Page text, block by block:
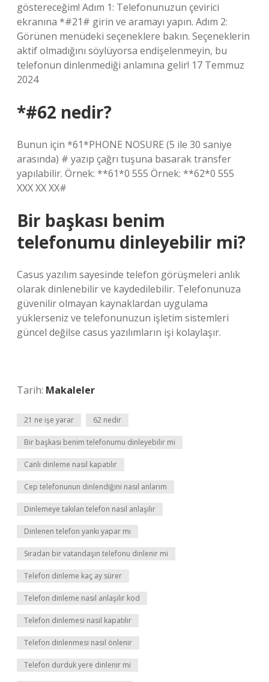
göstereceğim! Adım 1: Telefonunuzun çevirici
ekranına *#21# girin ve aramayı yapın. Adım 2:
Görünen menüdeki seçeneklere bakın. Seçeneklerin
aktif olmadığını söylüyorsa endişelenmeyin, bu
telefonun dinlenmediği anlamına gelir! 17 Temmuz
2024
*#62 nedir?
Bunun için *61*PHONE NOSURE (5 ile 30 saniye
arasında) # yazıp çağrı tuşuna basarak transfer
yapılabilir. Örnek: **61*0 555 Örnek: **62*0 555
XXX XX XX#
Bir başkası benim
telefonumu dinleyebilir mi?
Casus yazılım sayesinde telefon görüşmeleri anlık
olarak dinlenebilir ve kaydedilebilir. Telefonunuza
güvenilir olmayan kaynaklardan uygulama
yüklerseniz ve telefonunuzun işletim sistemleri
güncel değilse casus yazılımların işi kolaylaşır.
Tarih: Makaleler
21 ne işe yarar 62 nedir
Bir başkası benim telefonumu dinleyebilir mi
Canlı dinleme nasıl kapatılır
Cep telefonunun dinlendiğini nasıl anlarım
Dinlemeye takılan telefon nasıl anlaşılır
Dinlenen telefon yankı yapar mı
Sıradan bir vatandaşın telefonu dinlenir mi
Telefon dinleme kaç ay sürer
Telefon dinleme nasıl anlaşılır kod
Telefon dinlemesi nasıl kapatılır
Telefon dinlenmesi nasıl önlenir
Telefon durduk yere dinlenir mi